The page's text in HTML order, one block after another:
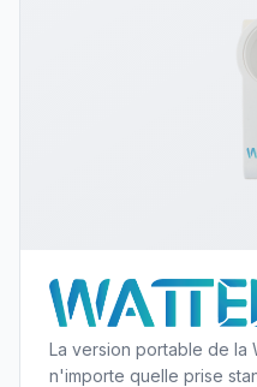
La version portable de la
n'importe quelle prise